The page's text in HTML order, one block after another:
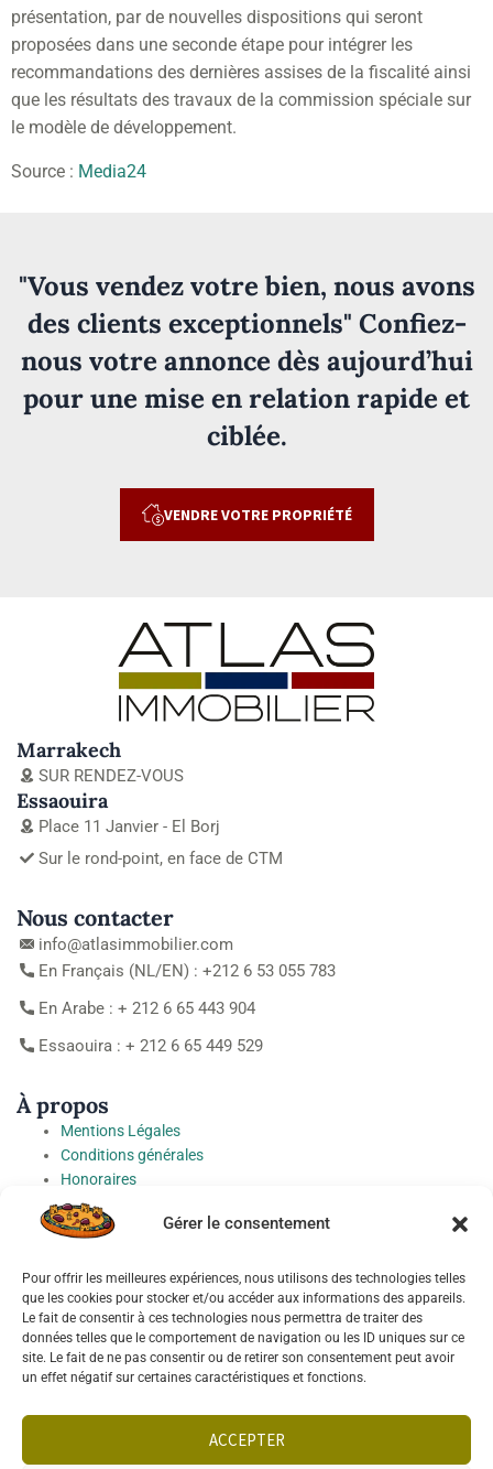
Gérer le consentement
Pour offrir les meilleures expériences, nous utilisons des technologies telles
que les cookies pour stocker et/ou accéder aux informations des appareils.
Le fait de consentir à ces technologies nous permettra de traiter des
données telles que le comportement de navigation ou les ID uniques sur ce
site. Le fait de ne pas consentir ou de retirer son consentement peut avoir
un effet négatif sur certaines caractéristiques et fonctions.
ACCEPTER
présentation, par de nouvelles dispositions qui seront
proposées dans une seconde étape pour intégrer les
recommandations des dernières assises de la fiscalité ainsi
que les résultats des travaux de la commission spéciale sur
le modèle de développement.
Source : Media24
"Vous vendez votre bien, nous avons
des clients exceptionnels" Confiez-
nous votre annonce dès aujourd’hui
pour une mise en relation rapide et
ciblée.
VENDRE VOTRE PROPRIÉTÉ
Marrakech
SUR RENDEZ-VOUS
Essaouira
Place 11 Janvier - El Borj
Sur le rond-point, en face de CTM
Nous contacter
info@atlasimmobilier.com
En Français (NL/EN) : +212 6 53 055 783
En Arabe : + 212 6 65 443 904
Essaouira : + 212 6 65 449 529
À propos
Mentions Légales
Conditions générales
Honoraires
Charte de protection des Données à caractère personnel
Préférences cookies
Socials
Français